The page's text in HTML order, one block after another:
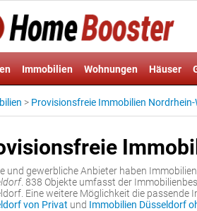
Immobilien Wohnungen Häuser
> Provisionsfreie Immobilien
und gewerbliche Anbieter haben
. 838 Objekte umfasst der
Eine weitere Möglichkeit die passende
von Privat und Immobilien Düsseldorf